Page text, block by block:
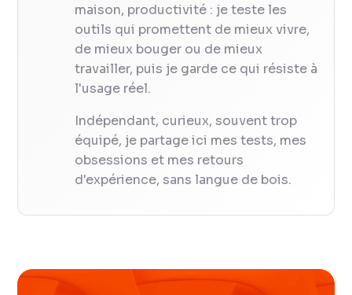
maison, productivité : je teste les
outils qui promettent de mieux vivre,
de mieux bouger ou de mieux
travailler, puis je garde ce qui résiste à
l'usage réel.
Indépendant, curieux, souvent trop
équipé, je partage ici mes tests, mes
obsessions et mes retours
d'expérience, sans langue de bois.